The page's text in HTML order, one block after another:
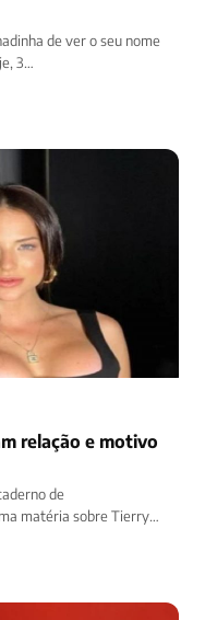
de ver o seu nome
3…
relação e motivo
de
matéria sobre Tierry e